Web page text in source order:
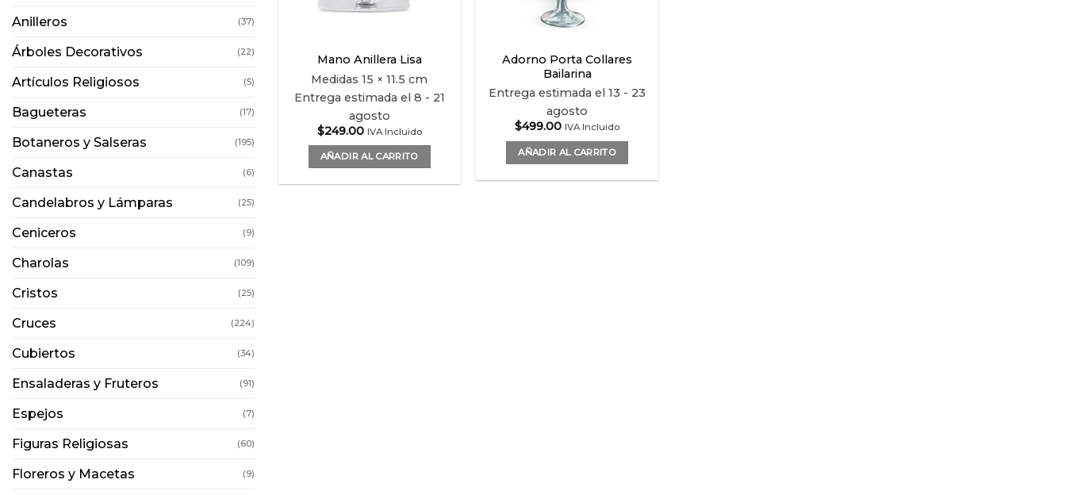
Anilleros (37)
Árboles Decorativos (22)
Artículos Religiosos (5)
Bagueteras (17)
Botaneros y Salseras (195)
Canastas (6)
Candelabros y Lámparas (25)
Ceniceros (9)
Charolas (109)
Cristos (25)
Cruces (224)
Cubiertos (34)
Ensaladeras y Fruteros (91)
Espejos (7)
Figuras Religiosas (60)
Floreros y Macetas (9)
Mano Anillera Lisa
Medidas15 × 11.5 cm
Entrega estimada el 8 - 21
agosto
$249.00 IVA Incluido
AÑADIR AL CARRITO
Adorno Porta Collares
Bailarina
Entrega estimada el 13 - 23
agosto
$499.00 IVA Incluido
AÑADIR AL CARRITO